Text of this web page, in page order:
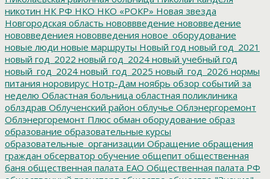
никотин НК РФ НКО НКО «РОКР» Новая звезда
Новгородская область нововвведение нововведение
нововведениея нововведения новое_оборудование
новые люди новые маршруты Новый год новый год_2021
новый год_2022 новый год_2024 новый учебный год
новый_год_2024 новый_год_2025 новый_год_2026 нормы
питания норовирус Нотр-Дам ноябрь обзор событий за
неделю Областная больница областная поликлиника
облздрав Облученский район облучье Облэнергоремонт
Облэнергоремонт Плюс обман оборудование образ
образование образовательные курсы
образовательные_организации Обращение обращения
граждан обсерватор обучение общепит общественная
баня общественная палата ЕАО Общественная палата РФ